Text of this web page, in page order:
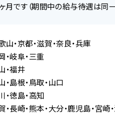
です（期間中の給与待遇は同一
山・京都・滋賀・奈良・兵庫
・岐阜・三重
・福井
・島根・鳥取・山口
・徳島・高知
・長崎・熊本・大分・鹿児島・宮崎